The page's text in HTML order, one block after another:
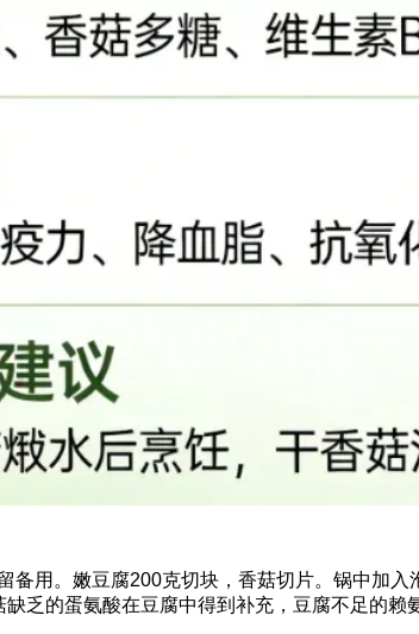
用。嫩豆腐200克切块，香菇切片。锅中加入
乏的蛋氨酸在豆腐中得到补充，豆腐不足的赖